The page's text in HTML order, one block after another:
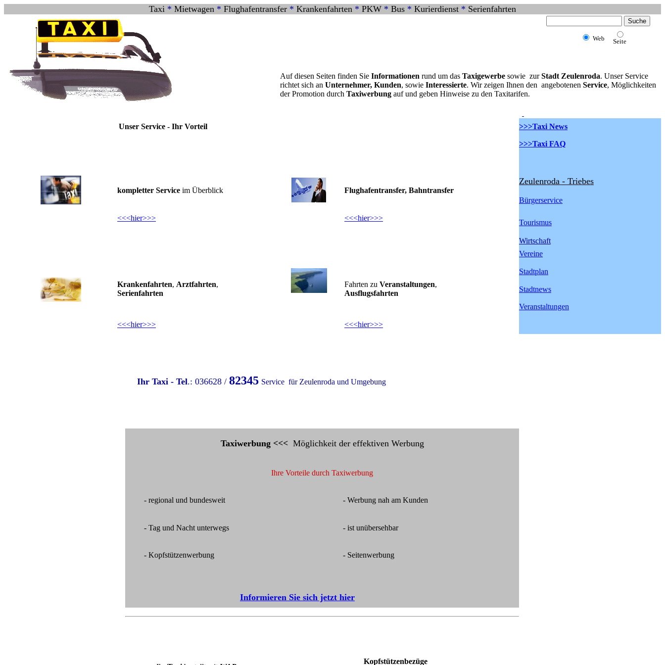
Taxi * Mietwagen * Flughafentransfer * Krankenfahrten * PKW * Bus * Kurierdienst * Serienfahrten
Web Seite
Auf diesen Seiten finden Sie Informationen rund um das Taxigewerbe sowie zurStadt Zeulenroda. Unser Service
richtet sich an Unternehmer, Kunden, sowie Interessierte. Wir zeigen Ihnen den angebotenen Service, Möglichkeiten
der Promotion durch Taxiwerbung auf und geben Hinweise zu den Taxitarifen.
Unser Service - Ihr Vorteil >>>Taxi News
>>>Taxi FAQ
kompletter Service im Überblick Flughafentransfer, Bahntransfer
Zeulenroda - Triebes
Bürgerservice
<<<hier>>> <<<hier>>>
Tourismus
Wirtschaft
Vereine
Krankenfahrten, Arztfahrten,
Serienfahrten
Fahrten zu Veranstaltungen,
Ausflugsfahrten
Stadtplan
Stadtnews
Veranstaltungen
<<<hier>>> <<<hier>>>
Ihr Taxi - Tel.: 036628 / 82345 Service für Zeulenroda und Umgebung
Taxiwerbung <<< Möglichkeit der effektiven Werbung
Ihre Vorteile durch Taxiwerbung
- regional und bundesweit - Werbung nah am Kunden
- Tag und Nacht unterwegs - ist unübersehbar
- Kopfstützenwerbung - Seitenwerbung
Informieren Sie sich jetzt hier
Kopfstützenbezüge